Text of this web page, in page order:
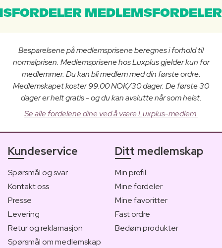
Besparelsene på medlemsprisene beregnes i forhold til
normalprisen. Medlemsprisene hos Luxplus gjelder kun for
medlemmer. Du kan bli medlem med din første ordre.
Medlemskapet koster 99.00 NOK/30 dager. De første 30
dager er helt gratis - og du kan avslutte når som helst.
Se alle fordelene dine ved å være Luxplus-medlem.
Kundeservice
Spørsmål og svar
Kontakt oss
Presse
Levering
Retur og reklamasjon
Spørsmål om medlemskap
Ditt medlemskap
Min profil
Mine fordeler
Mine favoritter
Fast ordre
Bedøm produkter